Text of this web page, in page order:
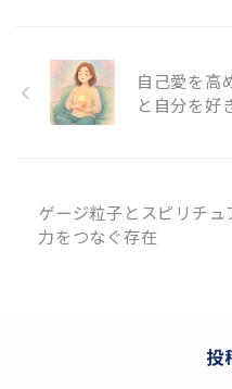
自己愛を高
と自分を好
ゲージ粒子とスピリチュ
力をつなぐ存在
投